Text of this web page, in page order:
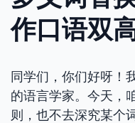
作口语双
同学们，你们好呀！
的语言学家。今天，
则，也不去深究某个